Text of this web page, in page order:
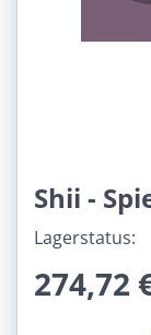
Shii -
Lagerstatus:
274,72